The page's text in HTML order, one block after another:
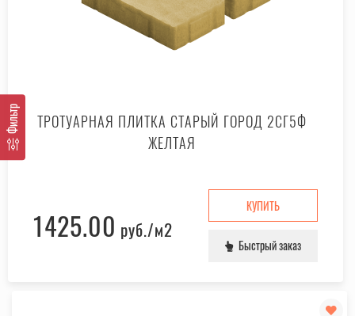
Фильтр
ТРОТУАРНАЯ ПЛИТКА СТАРЫЙ ГОРОД 2СГ5Ф
ЖЕЛТАЯ
1425.00 руб./м2
КУПИТЬ
Быстрый заказ